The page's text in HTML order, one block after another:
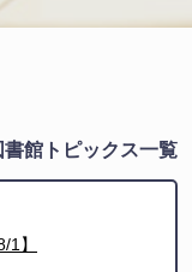
書館トピックス一覧
】